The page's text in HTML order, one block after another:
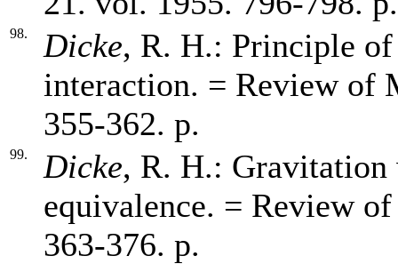
98. Dicke, R. H.: Principle of
interaction. = Review of
355-362. p.
99. Dicke, R. H.:
equivalence. = Review
363-376. p.